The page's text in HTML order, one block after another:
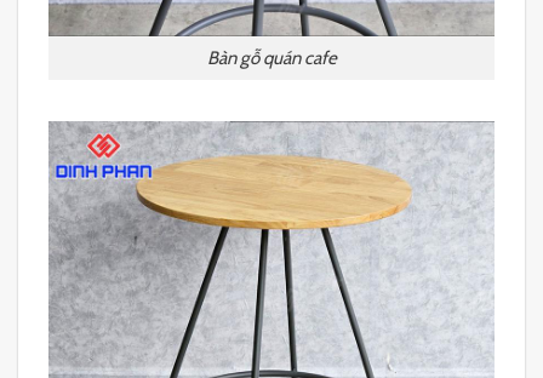
Bàn gỗ quán cafe